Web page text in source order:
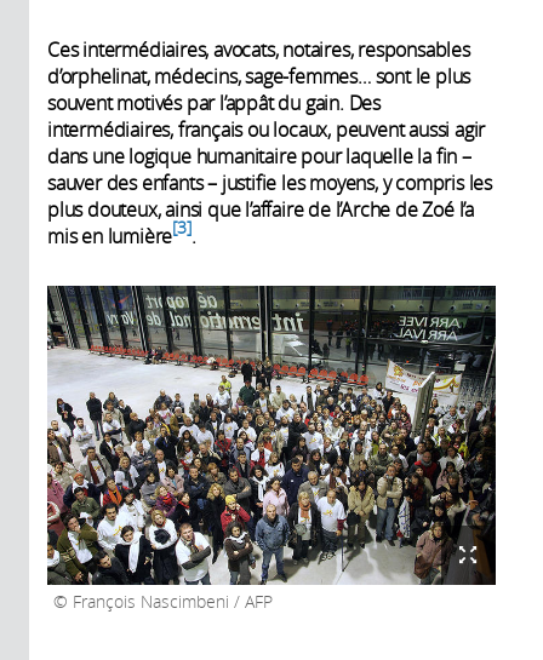
Ces intermédiaires, avocats, notaires, responsables
d’orphelinat, médecins, sage-femmes… sont le plus
souvent motivés par l’appât du gain. Des
intermédiaires, français ou locaux, peuvent aussi agir
dans une logique humanitaire pour laquelle la fin –
sauver des enfants – justifie les moyens, y compris les
plus douteux, ainsi que l’affaire de l’Arche de Zoé l’a
mis en lumière 3 .
François Nascimbeni / AFP